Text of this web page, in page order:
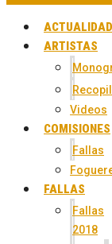
ACTUALIDAD
ARTISTAS
Videos
COMISIONES
Fallas
FALLAS
Fallas
2018